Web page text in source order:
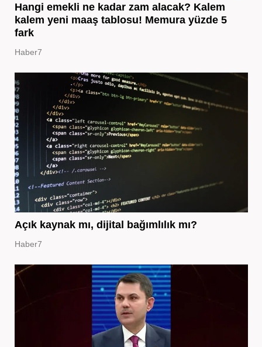
Hangi emekli ne kadar zam alacak? Kalem
kalem yeni maaş tablosu! Memura yüzde 5
fark
Haber7
Açık kaynak mı, dijital bağımlılık mı?
Haber7